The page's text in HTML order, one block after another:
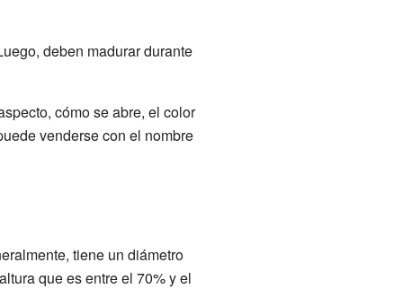
deben madurar durante
cómo se abre, el color
venderse con el nombre
tiene un diámetro
que es entre el 70% y el